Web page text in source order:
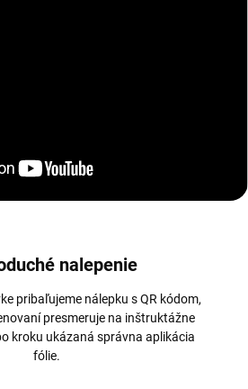
nalepenie
pribaľujeme nálepku s QR kódom,
presmeruje na inštruktážne
kroku ukázaná správna aplikácia
fólie.